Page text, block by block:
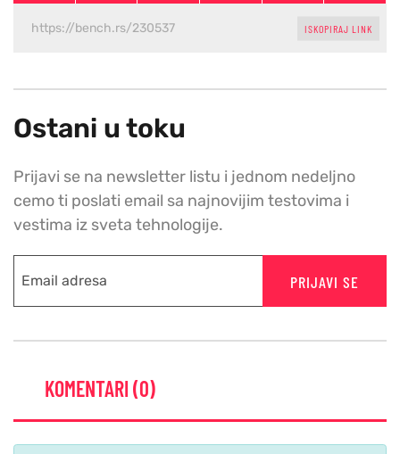
ISKOPIRAJ LINK
Ostani u toku
Prijavi se na newsletter listu i jednom nedeljno
cemo ti poslati email sa najnovijim testovima i
vestima iz sveta tehnologije.
PRIJAVI SE
KOMENTARI (0)